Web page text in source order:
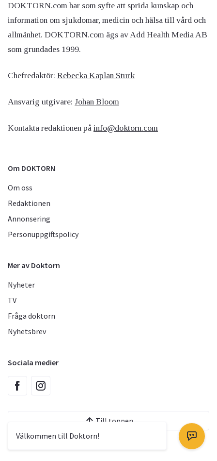
Välkommen till Doktorn!
DOKTORN.com har som syfte att sprida kunskap och
information om sjukdomar, medicin och hälsa till vård och
allmänhet. DOKTORN.com ägs av Add Health Media AB
som grundades 1999.
Chefredaktör: Rebecka Kaplan Sturk
Ansvarig utgivare: Johan Bloom
Kontakta redaktionen på info@doktorn.com
Om DOKTORN
Om oss
Redaktionen
Annonsering
Personuppgiftspolicy
Mer av Doktorn
Nyheter
TV
Fråga doktorn
Nyhetsbrev
Sociala medier
Till toppen